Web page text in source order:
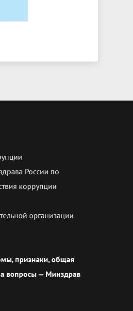
России по
коррупции
организации
признаки, общая
вопросы — Минздрав